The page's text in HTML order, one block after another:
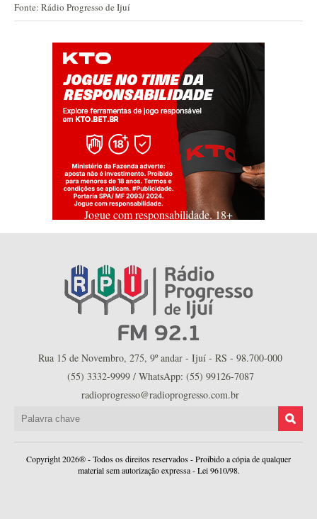
Fonte: Rádio Progresso de Ijuí
Jogue com responsabilidade. 18+
Rua 15 de Novembro, 275, 9º andar - Ijuí - RS - 98.700-000
(55) 3332-9999 / WhatsApp: (55) 99126-7087
radioprogresso@radioprogresso.com.br
Copyright 2026® - Todos os direitos reservados - Proibido a cópia de qualquer
material sem autorização expressa - Lei 9610/98.